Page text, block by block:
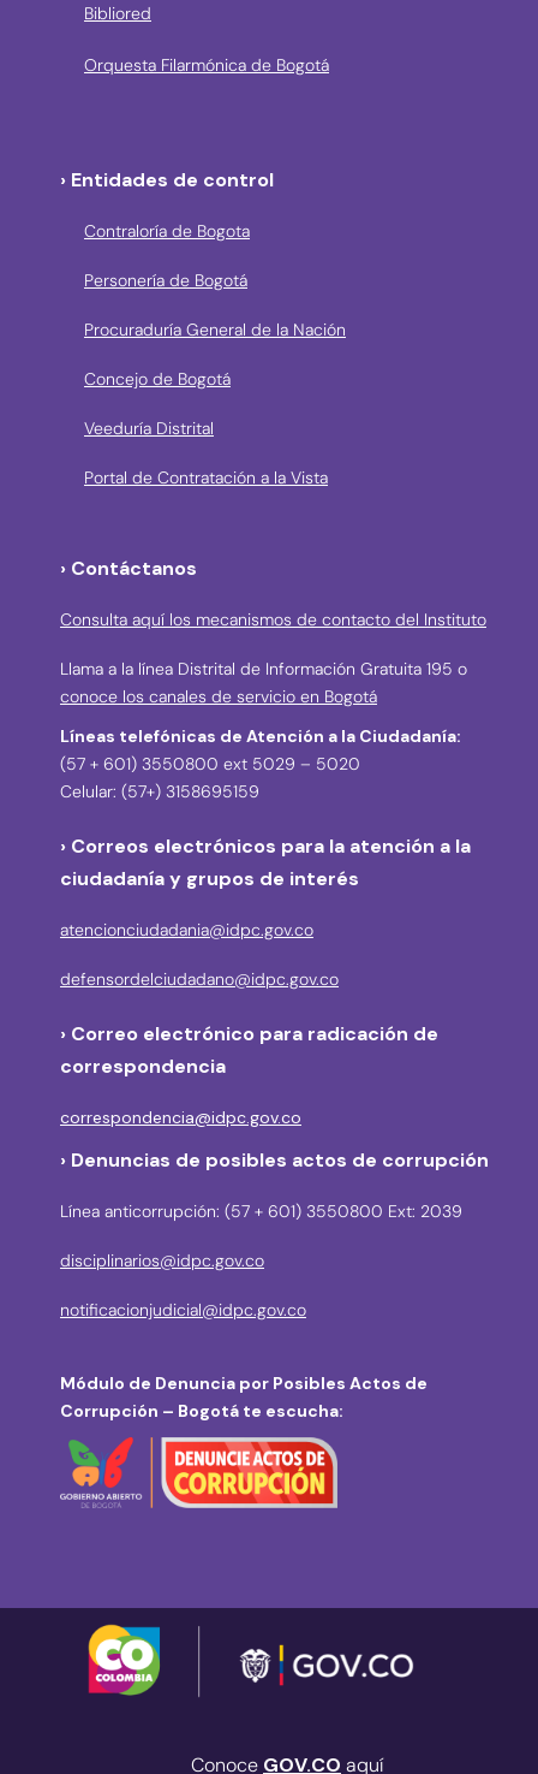
Bibliored
Orquesta Filarmónica de Bogotá
› Entidades de control
Contraloría de Bogota
Personería de Bogotá
Procuraduría General de la Nación
Concejo de Bogotá
Veeduría Distrital
Portal de Contratación a la Vista
› Contáctanos
Consulta aquí los mecanismos de contacto del Instituto
Llama a la línea Distrital de Información Gratuita 195 o
conoce los canales de servicio en Bogotá
Líneas telefónicas de Atención a la Ciudadanía:
(57 + 601) 3550800 ext 5029 – 5020
Celular: (57+) 3158695159
› Correos electrónicos para la atención a la
ciudadanía y grupos de interés
atencionciudadania@idpc.gov.co
defensordelciudadano@idpc.gov.co
› Correo electrónico para radicación de
correspondencia
correspondencia@idpc.gov.co
› Denuncias de posibles actos de corrupción
Línea anticorrupción: (57 + 601) 3550800 Ext: 2039
disciplinarios@idpc.gov.co
notificacionjudicial@idpc.gov.co
Módulo de Denuncia por Posibles Actos de
Corrupción – Bogotá te escucha:
Conoce GOV.CO aquí